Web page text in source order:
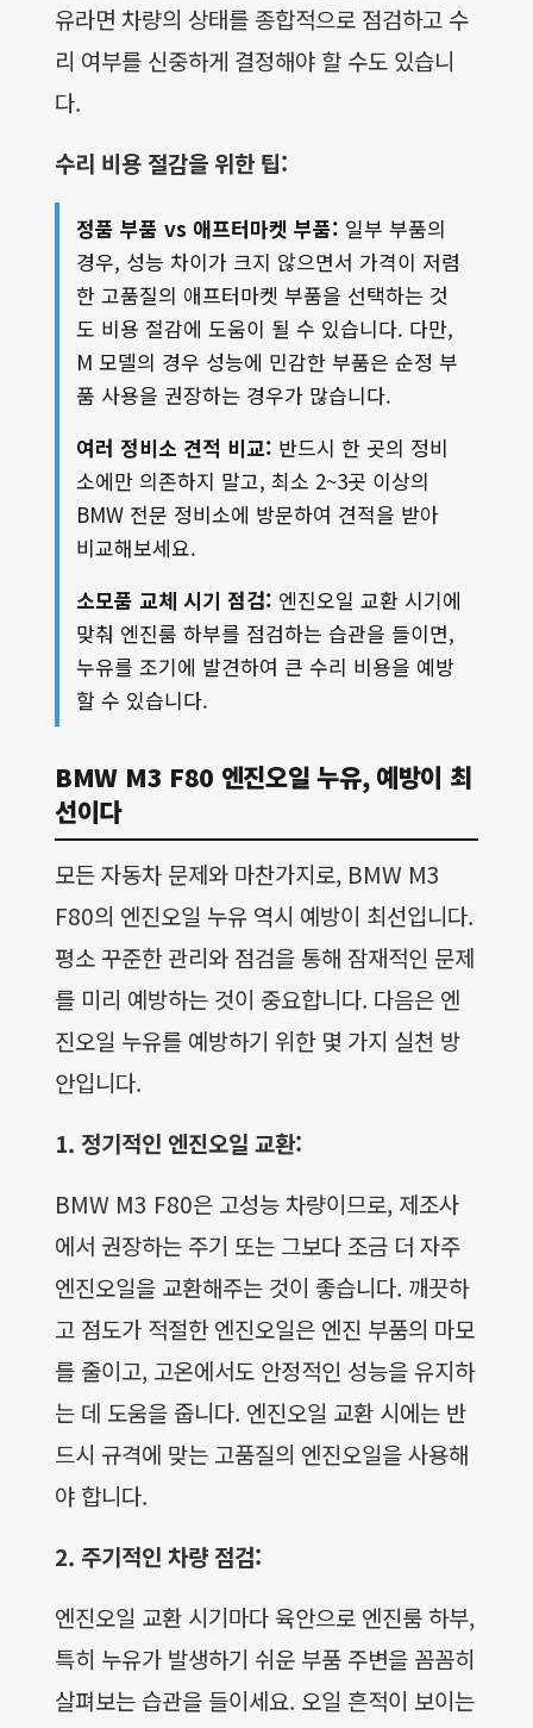
유라면 차량의 상태를 종합적으로 점검하고 수
리 여부를 신중하게 결정해야 할 수도 있습니
다.
수리 비용 절감을 위한 팁:
정품 부품 vs 애프터마켓 부품: 일부 부품의
경우, 성능 차이가 크지 않으면서 가격이 저렴
한 고품질의 애프터마켓 부품을 선택하는 것
도 비용 절감에 도움이 될 수 있습니다. 다만,
M 모델의 경우 성능에 민감한 부품은 순정 부
품 사용을 권장하는 경우가 많습니다.
여러 정비소 견적 비교: 반드시 한 곳의 정비
소에만 의존하지 말고, 최소 2~3곳 이상의
BMW 전문 정비소에 방문하여 견적을 받아
비교해보세요.
소모품 교체 시기 점검: 엔진오일 교환 시기에
맞춰 엔진룸 하부를 점검하는 습관을 들이면,
누유를 조기에 발견하여 큰 수리 비용을 예방
할 수 있습니다.
BMW M3 F80 엔진오일 누유, 예방이 최
선이다
모든 자동차 문제와 마찬가지로, BMW M3
F80의 엔진오일 누유 역시 예방이 최선입니다.
평소 꾸준한 관리와 점검을 통해 잠재적인 문제
를 미리 예방하는 것이 중요합니다. 다음은 엔
진오일 누유를 예방하기 위한 몇 가지 실천 방
안입니다.
1. 정기적인 엔진오일 교환:
BMW M3 F80은 고성능 차량이므로, 제조사
에서 권장하는 주기 또는 그보다 조금 더 자주
엔진오일을 교환해주는 것이 좋습니다. 깨끗하
고 점도가 적절한 엔진오일은 엔진 부품의 마모
를 줄이고, 고온에서도 안정적인 성능을 유지하
는 데 도움을 줍니다. 엔진오일 교환 시에는 반
드시 규격에 맞는 고품질의 엔진오일을 사용해
야 합니다.
2. 주기적인 차량 점검:
엔진오일 교환 시기마다 육안으로 엔진룸 하부,
특히 누유가 발생하기 쉬운 부품 주변을 꼼꼼히
살펴보는 습관을 들이세요. 오일 흔적이 보이는